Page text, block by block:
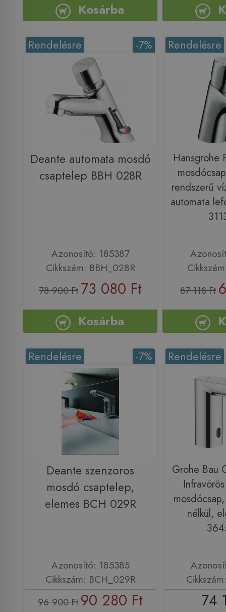
Kosárba
-7%
Rendelésre
Deante automata mosdó
csaptelep BBH 028R
Azonosító: 185387
Cikkszám: BBH_028R
78 900 Ft 73 080 Ft
Kosárba
Rendelésre
Hansgrohe
rendszerű
automata
87 118 Ft
-7%
Rendelésre
Deante szenzoros
mosdó csaptelep,
elemes BCH 029R
Azonosító: 185385
Cikkszám: BCH_029R
96 900 Ft 90 280 Ft
Rendelésre
Grohe Bau
nélkül,
74